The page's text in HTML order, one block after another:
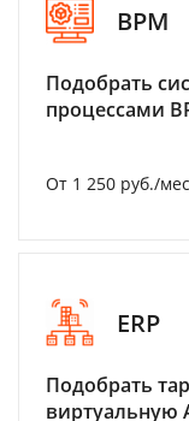
BPM
Подобрать
процессами
От 1 250 руб./
ERP
Подобрать
виртуальную